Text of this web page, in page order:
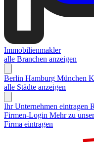
Immobilienmakler
alle Branchen anzeigen
Berlin Hamburg München
alle Städte anzeigen
Ihr Unternehmen eintragen
Firmen-Login Mehr zu
Firma eintragen